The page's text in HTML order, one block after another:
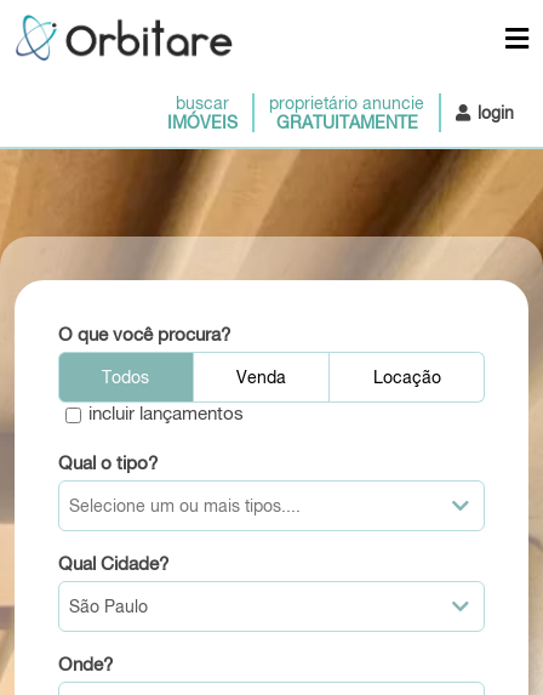
buscar
IMÓVEIS
proprietário anuncie
GRATUITAMENTE
login
O que você procura?
Todos Venda Locação
incluir lançamentos
Qual o tipo?
Qual Cidade?
Onde?